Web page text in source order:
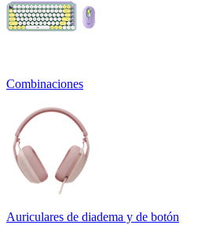
Combinaciones
Auriculares de diadema y de botón